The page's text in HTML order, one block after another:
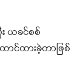
း ယခင်စစ်
င်ထားခဲ့တာဖြစ်